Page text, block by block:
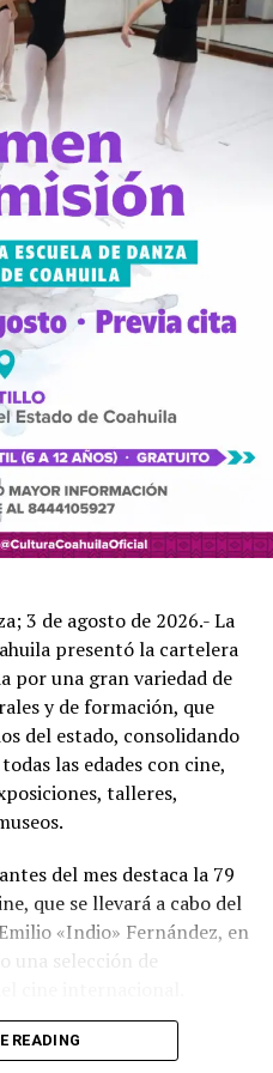
a la ciudadanía.
entrada libre en las
Vito Alessio Robles,
de la ciudad.
CIENTOS DE FAMILIAS EN
DE MUSEOS
PARA LA NOCHE PARA LA
DEL DESIERTO
3 de agosto de 2026.- La
presentó la cartelera
por una gran variedad de
y de formación, que
del estado, consolidando
las edades con cine,
talleres,
del mes destaca la 79
que se llevará a cabo del
«Indio» Fernández, en
una selección de
mantiene una
READING